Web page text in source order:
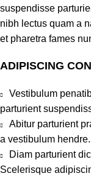
suspendisse
nibh lectus quam a
et pharetra fames
ADIPISCING
Vestibulum
parturient
Abitur parturient
a vestibulum hendre.
Diam parturient
Scelerisque